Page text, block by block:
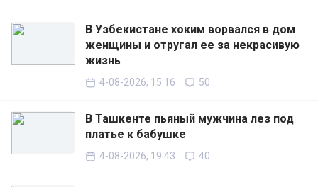
В Узбекистане хоким ворвался в дом
женщины и отругал ее за некрасивую
жизнь
4-08-2026, 15:16 50
В Ташкенте пьяный мужчина лез под
платье к бабушке
4-08-2026, 19:43 40